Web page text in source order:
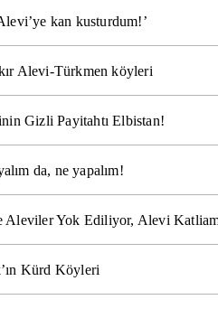
kan kusturdum!’
Alevi-Türkmen köyleri
Gizli Payitahtı Elbistan!
da, ne yapalım!
Aleviler Yok Ediliyor, Alevi
Kürd Köyleri